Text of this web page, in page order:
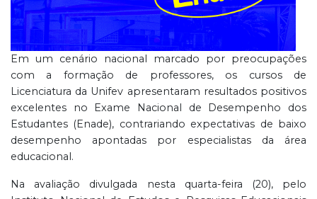
Em um cenário nacional marcado por preocupações
com a formação de professores, os cursos de
Licenciatura da Unifev apresentaram resultados positivos
excelentes no Exame Nacional de Desempenho dos
Estudantes (Enade), contrariando expectativas de baixo
desempenho apontadas por especialistas da área
educacional.
Na avaliação divulgada nesta quarta-feira (20), pelo